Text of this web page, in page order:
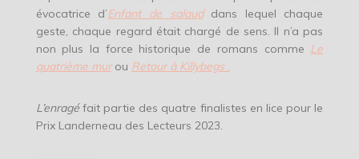
évocatrice d’Enfant de salauddans lequel chaque
geste, chaque regard était chargé de sens. Il n’a pas
non plus la force historique de romans comme Le
quatrième murou Retour à Killybegs .
L’enragéfait partie des quatre finalistes en lice pour le
Prix Landerneau des Lecteurs 2023.